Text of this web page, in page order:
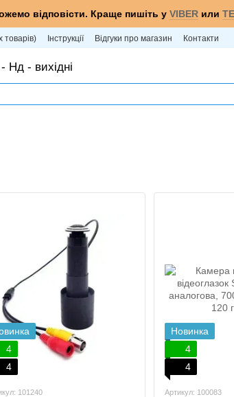
відповісти. Краще пишіть у VIBER или
Інструкції Відгуки про магазин Контакти
Нд - вихідні
4
4
101240
Новинка
4
4
Артикул: 100083